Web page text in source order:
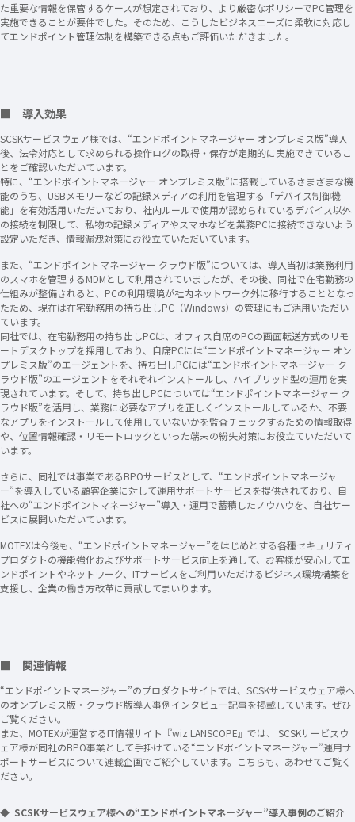
た重要な情報を保管するケースが想定されており、より厳密なポリシーでPC管理を
実施できることが要件でした。そのため、こうしたビジネスニーズに柔軟に対応し
てエンドポイント管理体制を構築できる点もご評価いただきました。
■ 導入効果
SCSKサービスウェア様では、“エンドポイントマネージャー オンプレミス版”導入
後、法令対応として求められる操作ログの取得・保存が定期的に実施できているこ
とをご確認いただいています。
特に、“エンドポイントマネージャー オンプレミス版”に搭載しているさまざまな機
能のうち、USBメモリーなどの記録メディアの利用を管理する「デバイス制御機
能」を有効活用いただいており、社内ルールで使用が認められているデバイス以外
の接続を制限して、私物の記録メディアやスマホなどを業務PCに接続できないよう
設定いただき、情報漏洩対策にお役立ていただいています。
また、“エンドポイントマネージャー クラウド版”については、導入当初は業務利用
のスマホを管理するMDMとして利用されていましたが、その後、同社で在宅勤務の
仕組みが整備されると、PCの利用環境が社内ネットワーク外に移行することとなっ
たため、現在は在宅勤務用の持ち出しPC（Windows）の管理にもご活用いただい
ています。
同社では、在宅勤務用の持ち出しPCは、オフィス自席のPCの画面転送方式のリモ
ートデスクトップを採用しており、自席PCには“エンドポイントマネージャー オン
プレミス版”のエージェントを、持ち出しPCには“エンドポイントマネージャー ク
ラウド版”のエージェントをそれぞれインストールし、ハイブリッド型の運用を実
現されています。そして、持ち出しPCについては“エンドポイントマネージャー ク
ラウド版”を活用し、業務に必要なアプリを正しくインストールしているか、不要
なアプリをインストールして使用していないかを監査チェックするための情報取得
や、位置情報確認・リモートロックといった端末の紛失対策にお役立ていただいて
います。
さらに、同社では事業であるBPOサービスとして、“エンドポイントマネージャ
ー”を導入している顧客企業に対して運用サポートサービスを提供されており、自
社への“エンドポイントマネージャー”導入・運用で蓄積したノウハウを、自社サー
ビスに展開いただいています。
MOTEXは今後も、“エンドポイントマネージャー”をはじめとする各種セキュリティ
プロダクトの機能強化およびサポートサービス向上を通して、お客様が安心してエ
ンドポイントやネットワーク、ITサービスをご利用いただけるビジネス環境構築を
支援し、企業の働き方改革に貢献してまいります。
■ 関連情報
“エンドポイントマネージャー”のプロダクトサイトでは、SCSKサービスウェア様へ
のオンプレミス版・クラウド版導入事例インタビュー記事を掲載しています。ぜひ
ご覧ください。
また、MOTEXが運営するIT情報サイト『wiz LANSCOPE』では、 SCSKサービスウ
ェア様が同社のBPO事業として手掛けている“エンドポイントマネージャー”運用サ
ポートサービスについて連載企画でご紹介しています。こちらも、あわせてご覧く
ださい。
◆ SCSKサービスウェア様への“エンドポイントマネージャー”導入事例のご紹介